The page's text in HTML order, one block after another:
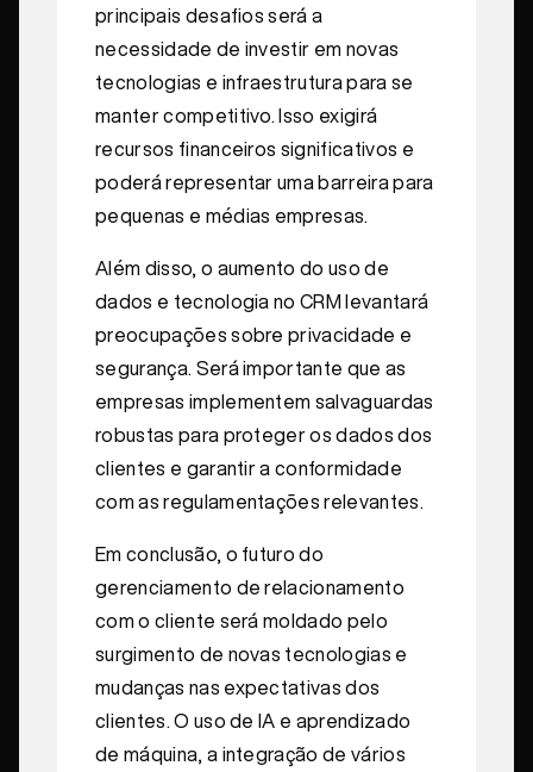
principais desafios será a
necessidade de investir em novas
tecnologias e infraestrutura para se
manter competitivo. Isso exigirá
recursos financeiros significativos e
poderá representar uma barreira para
pequenas e médias empresas.
Além disso, o aumento do uso de
dados e tecnologia no CRM levantará
preocupações sobre privacidade e
segurança. Será importante que as
empresas implementem salvaguardas
robustas para proteger os dados dos
clientes e garantir a conformidade
com as regulamentações relevantes.
Em conclusão, o futuro do
gerenciamento de relacionamento
com o cliente será moldado pelo
surgimento de novas tecnologias e
mudanças nas expectativas dos
clientes. O uso de IA e aprendizado
de máquina, a integração de vários